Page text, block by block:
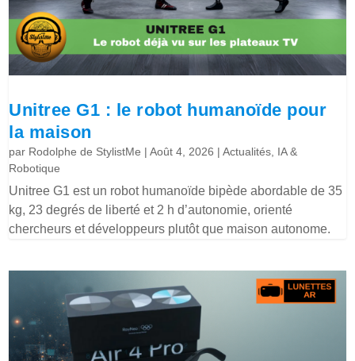
Unitree G1 : le robot humanoïde pour
la maison
par Rodolphe de StylistMe |Août 4, 2026 |Actualités, IA &
Robotique
Unitree G1 est un robot humanoïde bipède abordable de 35
kg, 23 degrés de liberté et 2 h d’autonomie, orienté
chercheurs et développeurs plutôt que maison autonome.